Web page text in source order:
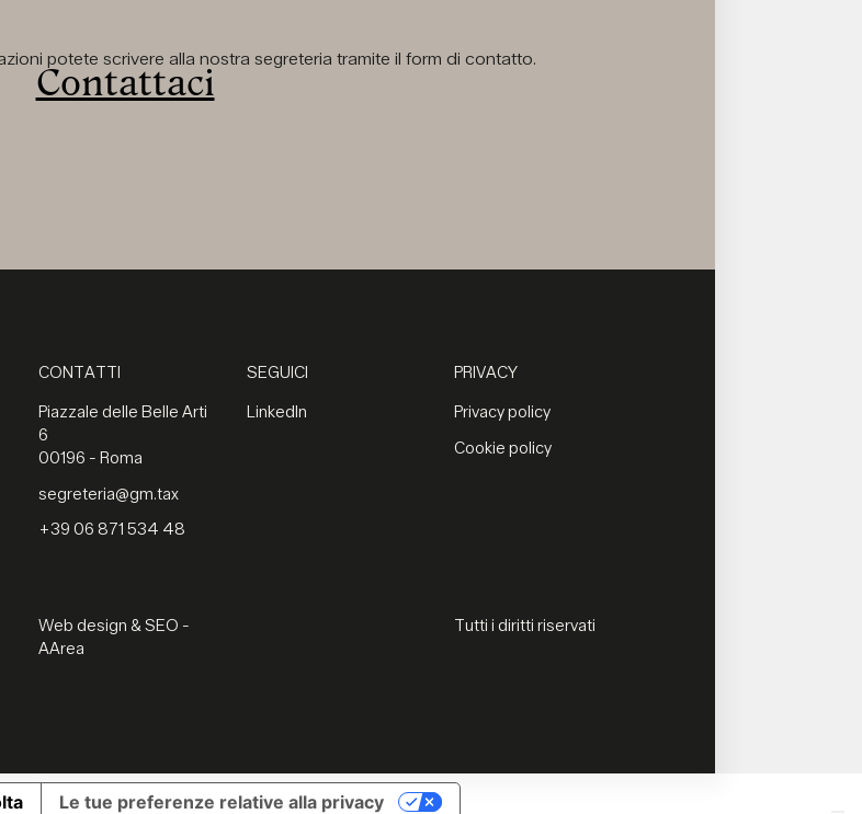
potete scrivere alla nostra segreteria tramite il form di contatto.
Contattaci
CONTATTI
Piazzale delle Belle Arti
6
00196 - Roma
segreteria@gm.tax
+39 06 871 534 48
SEGUICI
LinkedIn
PRIVACY
Privacy policy
Cookie policy
Web design & SEO -
AArea
Tutti i diritti riservati
Le tue preferenze relative alla privacy